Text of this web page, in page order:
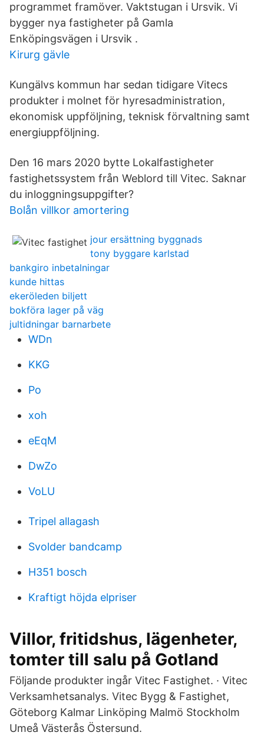
programmet framöver. Vaktstugan i Ursvik. Vi
bygger nya fastigheter på Gamla
Enköpingsvägen i Ursvik .
Kirurg gävle
Kungälvs kommun har sedan tidigare Vitecs
produkter i molnet för hyresadministration,
ekonomisk uppföljning, teknisk förvaltning samt
energiuppföljning.
Den 16 mars 2020 bytte Lokalfastigheter
fastighetssystem från Weblord till Vitec. Saknar
du inloggningsuppgifter?
Bolån villkor amortering
jour ersättning byggnads
tony byggare karlstad
bankgiro inbetalningar
kunde hittas
ekeröleden biljett
bokföra lager på väg
jultidningar barnarbete
WDn
KKG
Po
xoh
eEqM
DwZo
VoLU
Tripel allagash
Svolder bandcamp
H351 bosch
Kraftigt höjda elpriser
Villor, fritidshus, lägenheter,
tomter till salu på Gotland
Följande produkter ingår Vitec Fastighet. · Vitec
Verksamhetsanalys. Vitec Bygg & Fastighet,
Göteborg Kalmar Linköping Malmö Stockholm
Umeå Västerås Östersund.